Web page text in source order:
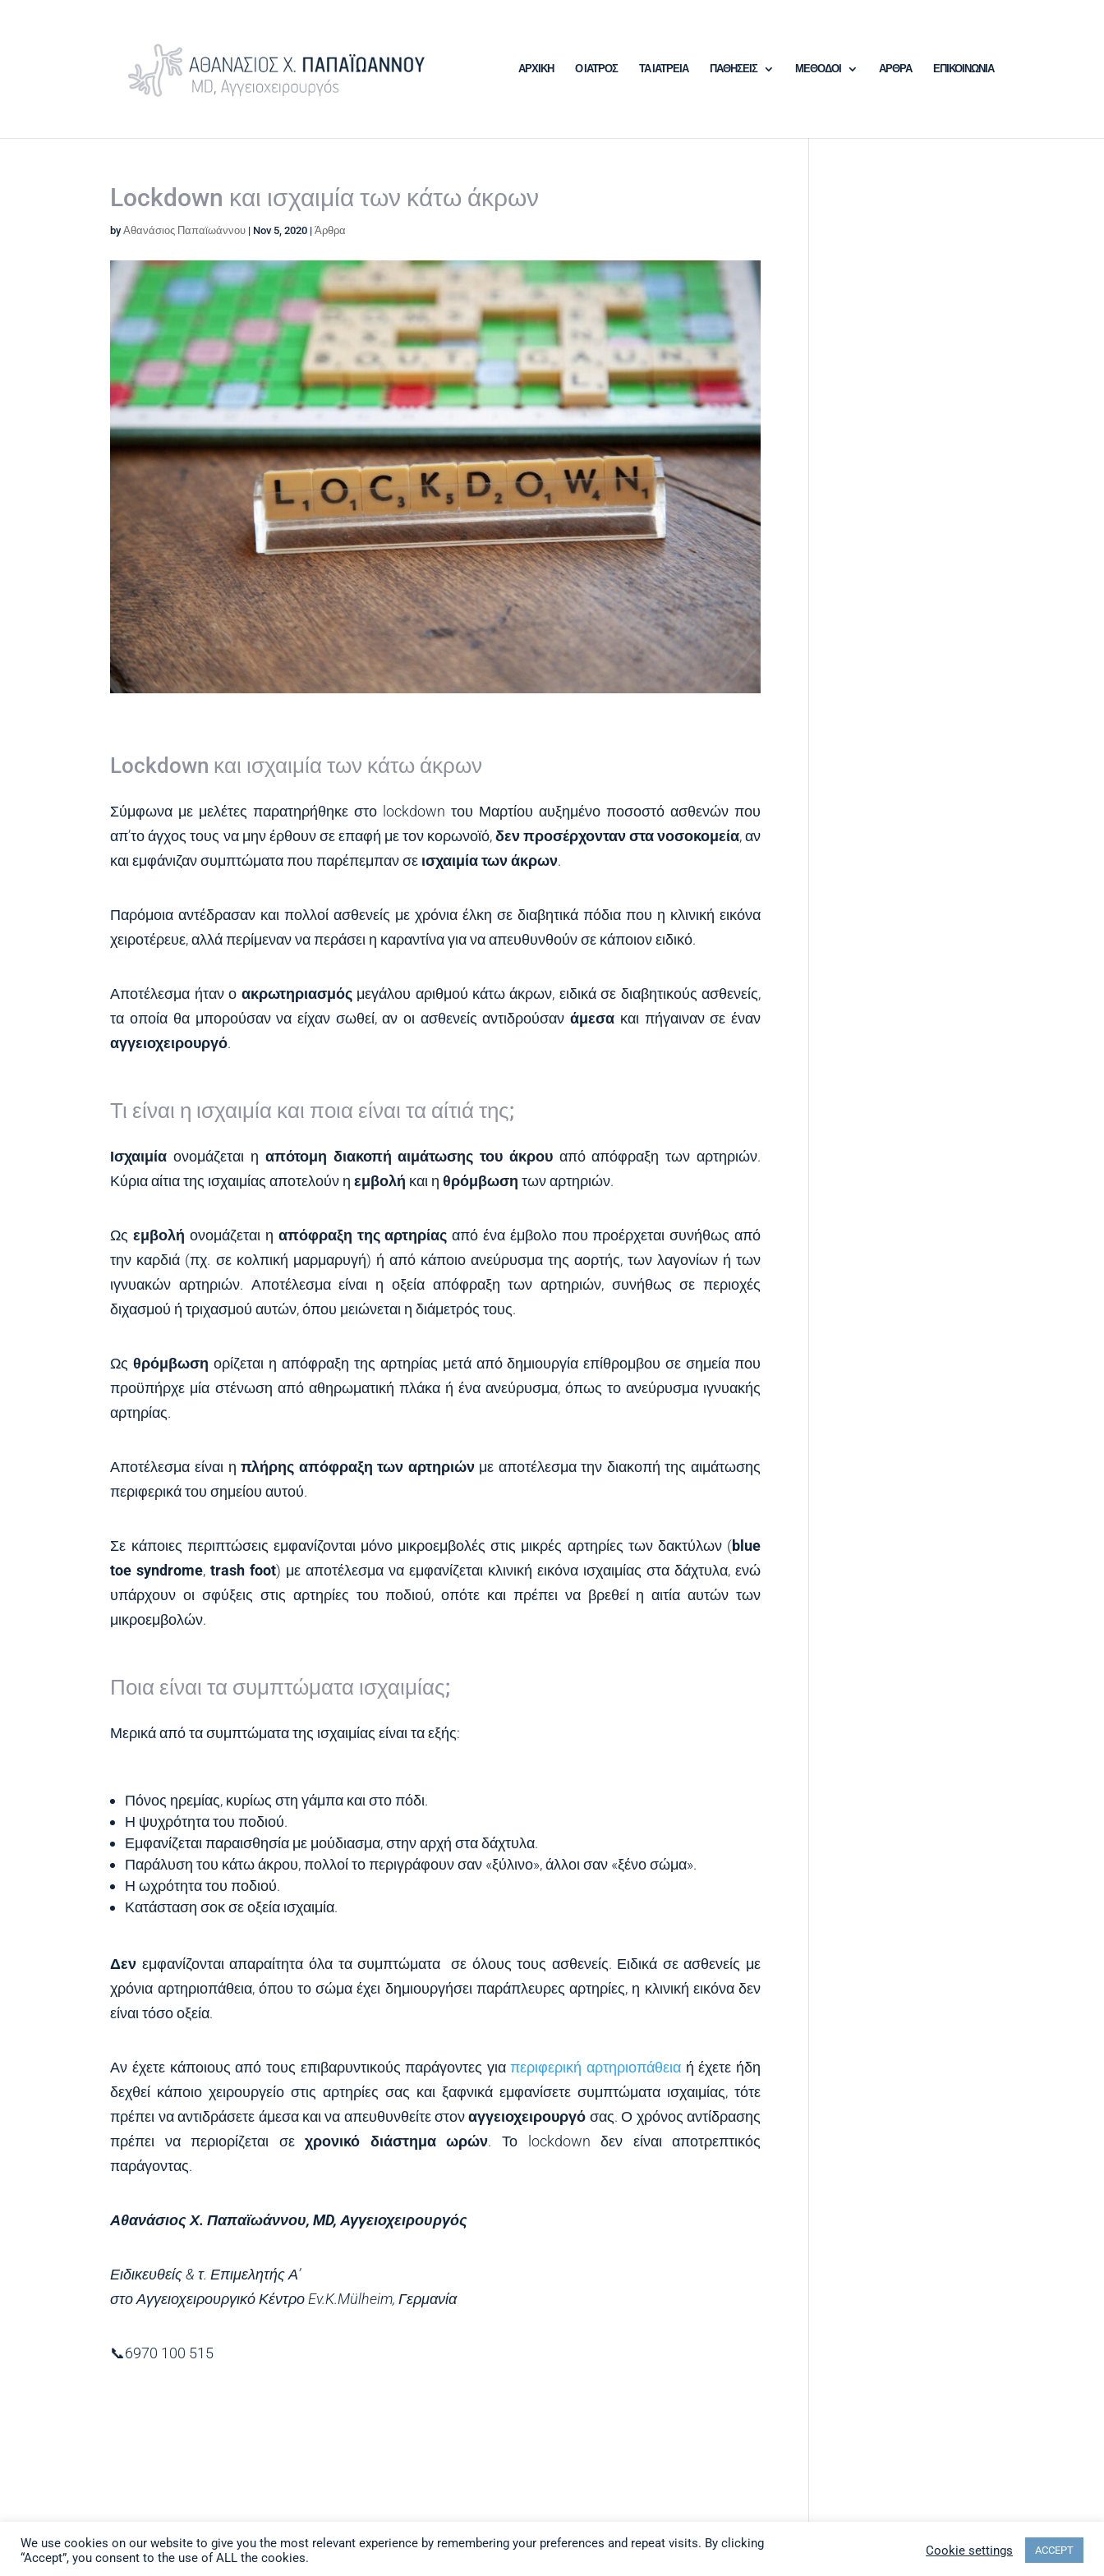
ΑΡΧΙΚΗ Ο ΙΑΤΡΟΣ ΤΑ ΙΑΤΡΕΙΑ ΠΑΘΗΣΕΙΣ ΜΕΘΟΔΟΙ ΑΡΘΡΑ ΕΠΙΚΟΙΝΩΝΙΑ
Lockdown και ισχαιμία των κάτω άκρων
byΑθανάσιος Παπαϊωάννου | Nov 5, 2020 |Άρθρα
Lockdown και ισχαιμία των κάτω άκρων
Σύμφωνα με μελέτες παρατηρήθηκε στο lockdown του Μαρτίου αυξημένο ποσοστό ασθενών που
απ’το άγχος τους να μην έρθουν σε επαφή με τον κορωνοϊό,δεν προσέρχονταν στα νοσοκομεία, αν
και εμφάνιζαν συμπτώματα που παρέπεμπαν σε ισχαιμία των άκρων.
Παρόμοια αντέδρασαν και πολλοί ασθενείς με χρόνια έλκη σε διαβητικά πόδια που η κλινική εικόνα
χειροτέρευε, αλλά περίμεναν να περάσει η καραντίνα για να απευθυνθούν σε κάποιον ειδικό.
Αποτέλεσμα ήταν ο ακρωτηριασμός μεγάλου αριθμού κάτω άκρων, ειδικά σε διαβητικούς ασθενείς,
τα οποία θα μπορούσαν να είχαν σωθεί, αν οι ασθενείς αντιδρούσανάμεσα και πήγαιναν σε έναν
αγγειοχειρουργό.
Τι είναι η ισχαιμία και ποια είναι τα αίτιά της;
Ισχαιμίαονομάζεται η απότομη διακοπή αιμάτωσης του άκρου από απόφραξη των αρτηριών.
Κύρια αίτια της ισχαιμίας αποτελούν ηεμβολή και ηθρόμβωσητων αρτηριών.
Ωςεμβολήονομάζεται η απόφραξη της αρτηρίας από ένα έμβολο που προέρχεται συνήθως από
την καρδιά (πχ. σε κολπική μαρμαρυγή) ή από κάποιο ανεύρυσμα της αορτής, των λαγονίων ή των
ιγνυακών αρτηριών. Αποτέλεσμα είναι η οξεία απόφραξη των αρτηριών, συνήθως σε περιοχές
διχασμού ή τριχασμού αυτών, όπου μειώνεται η διάμετρός τους.
Ωςθρόμβωσηορίζεται η απόφραξη της αρτηρίας μετά από δημιουργία επίθρομβου σε σημεία που
προϋπήρχε μία στένωση από αθηρωματική πλάκα ή ένα ανεύρυσμα, όπως το ανεύρυσμα ιγνυακής
αρτηρίας.
Αποτέλεσμα είναι ηπλήρης απόφραξη των αρτηριώνμε αποτέλεσμα την διακοπή της αιμάτωσης
περιφερικά του σημείου αυτού.
Σε κάποιες περιπτώσεις εμφανίζονται μόνο μικροεμβολές στις μικρές αρτηρίες των δακτύλων (blue
toe syndrome,trash foot) με αποτέλεσμα να εμφανίζεται κλινική εικόνα ισχαιμίας στα δάχτυλα, ενώ
υπάρχουν οι σφύξεις στις αρτηρίες του ποδιού, οπότε και πρέπει να βρεθεί η αιτία αυτών των
μικροεμβολών.
Ποια είναι τα συμπτώματα ισχαιμίας;
Μερικά από τα συμπτώματα της ισχαιμίας είναι τα εξής:
Πόνος ηρεμίας, κυρίως στη γάμπα και στο πόδι.
Η ψυχρότητα του ποδιού.
Εμφανίζεται παραισθησία με μούδιασμα, στην αρχή στα δάχτυλα.
Παράλυση του κάτω άκρου, πολλοί το περιγράφουν σαν «ξύλινο», άλλοι σαν «ξένο σώμα».
Η ωχρότητα του ποδιού.
Κατάσταση σοκ σε οξεία ισχαιμία.
Δεν εμφανίζονται απαραίτητα όλα τα συμπτώματα σε όλους τους ασθενείς. Ειδικά σε ασθενείς με
χρόνια αρτηριοπάθεια, όπου το σώμα έχει δημιουργήσει παράπλευρες αρτηρίες, η κλινική εικόνα δεν
είναι τόσο οξεία.
Αν έχετε κάποιους από τους επιβαρυντικούς παράγοντες γιαπεριφερική αρτηριοπάθεια ή έχετε ήδη
δεχθεί κάποιο χειρουργείο στις αρτηρίες σας και ξαφνικά εμφανίσετε συμπτώματα ισχαιμίας, τότε
πρέπει να αντιδράσετε άμεσα και να απευθυνθείτε στοναγγειοχειρουργό σας. Ο χρόνος αντίδρασης
πρέπει να περιορίζεται σεχρονικό διάστημα ωρών. Το lockdown δεν είναι αποτρεπτικός
παράγοντας.
Αθανάσιος Χ. Παπαϊωάννου, MD, Αγγειοχειρουργός
Ειδικευθείς & τ. Επιμελητής Α’
στο Αγγειοχειρουργικό Κέντρο Ev.K.Mülheim, Γερμανία
📞6970 100 515
We use cookies on our website to give you the most relevant experience by remembering your preferences and repeat visits. By clicking
“Accept”, you consent to the use of ALL the cookies.
Cookie settings ACCEPT